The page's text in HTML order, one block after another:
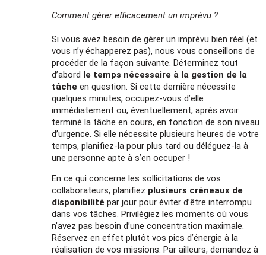
Comment gérer efficacement un imprévu ?
Si vous avez besoin de gérer un imprévu bien réel (et
vous n’y échapperez pas), nous vous conseillons de
procéder de la façon suivante. Déterminez tout
d’abord le temps nécessaire à la gestion de la
tâche en question. Si cette dernière nécessite
quelques minutes, occupez-vous d’elle
immédiatement ou, éventuellement, après avoir
terminé la tâche en cours, en fonction de son niveau
d’urgence. Si elle nécessite plusieurs heures de votre
temps, planifiez-la pour plus tard ou déléguez-la à
une personne apte à s’en occuper !
En ce qui concerne les sollicitations de vos
collaborateurs, planifiez plusieurs créneaux de
disponibilité par jour pour éviter d’être interrompu
dans vos tâches. Privilégiez les moments où vous
n’avez pas besoin d’une concentration maximale.
Réservez en effet plutôt vos pics d’énergie à la
réalisation de vos missions. Par ailleurs, demandez à